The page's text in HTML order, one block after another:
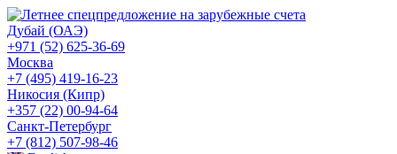
Дубай (ОАЭ)
+971 (52) 625-36-69
Москва
+7 (495) 419-16-23
Никосия (Кипр)
+357 (22) 00-94-64
Санкт-Петербург
+7 (812) 507-98-46